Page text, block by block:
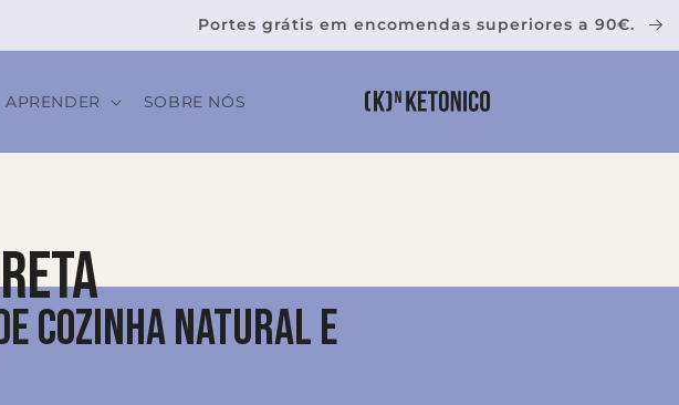
Portes grátis em encomendas superiores a 90€.
APRENDER SOBRE NÓS
COZINHA NATURAL E